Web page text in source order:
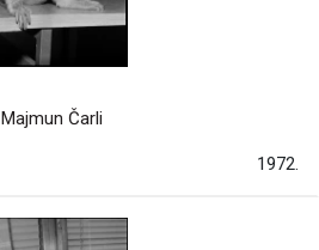
Majmun Čarli
1972.